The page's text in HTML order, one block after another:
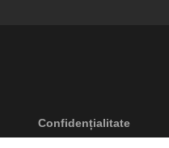
Confidențialitate